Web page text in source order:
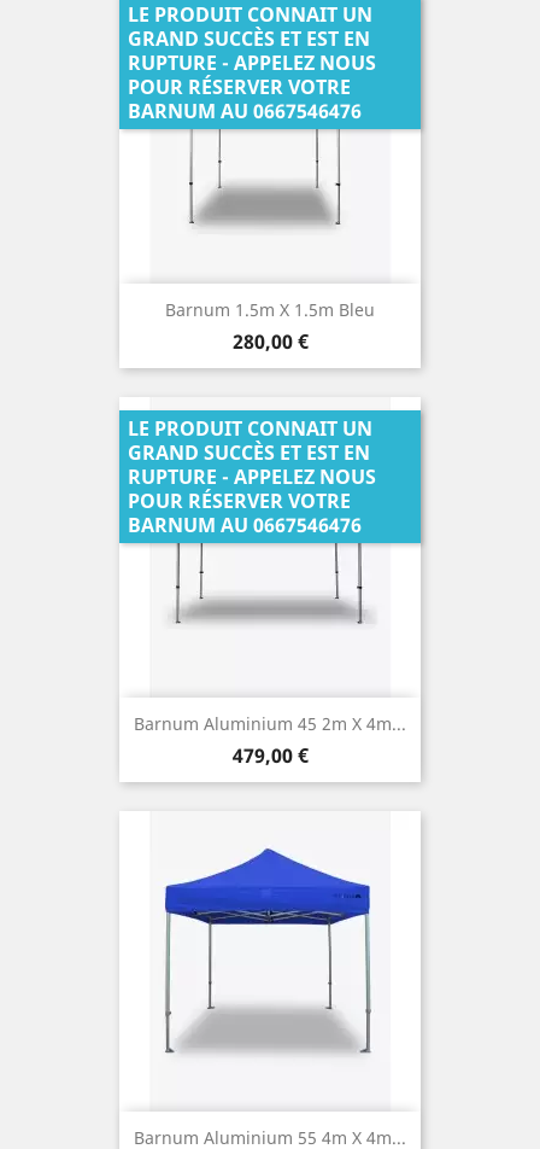
Barnum 1.5m X 1.5m Bleu
Prix
280,00 €
LE PRODUIT CONNAIT UN
GRAND SUCCÈS ET EST EN
RUPTURE - APPELEZ NOUS
POUR RÉSERVER VOTRE
BARNUM AU 0667546476
Barnum Aluminium 45 2m X 4m...
Prix
479,00 €
LE PRODUIT CONNAIT UN
GRAND SUCCÈS ET EST EN
RUPTURE - APPELEZ NOUS
POUR RÉSERVER VOTRE
BARNUM AU 0667546476
Barnum Aluminium 55 4m X 4m...